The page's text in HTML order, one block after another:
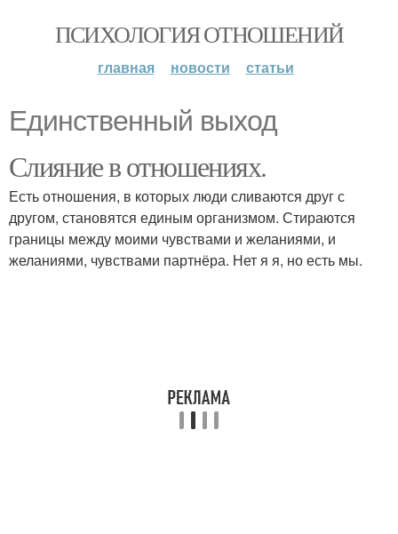
ПСИХОЛОГИЯ ОТНОШЕНИЙ
главная новости статьи
Единственный выход
Слияние в отношениях.
Есть отношения, в которых люди сливаются друг с
другом, становятся единым организмом. Стираются
границы между моими чувствами и желаниями, и
желаниями, чувствами партнёра. Нет я я, но есть мы.